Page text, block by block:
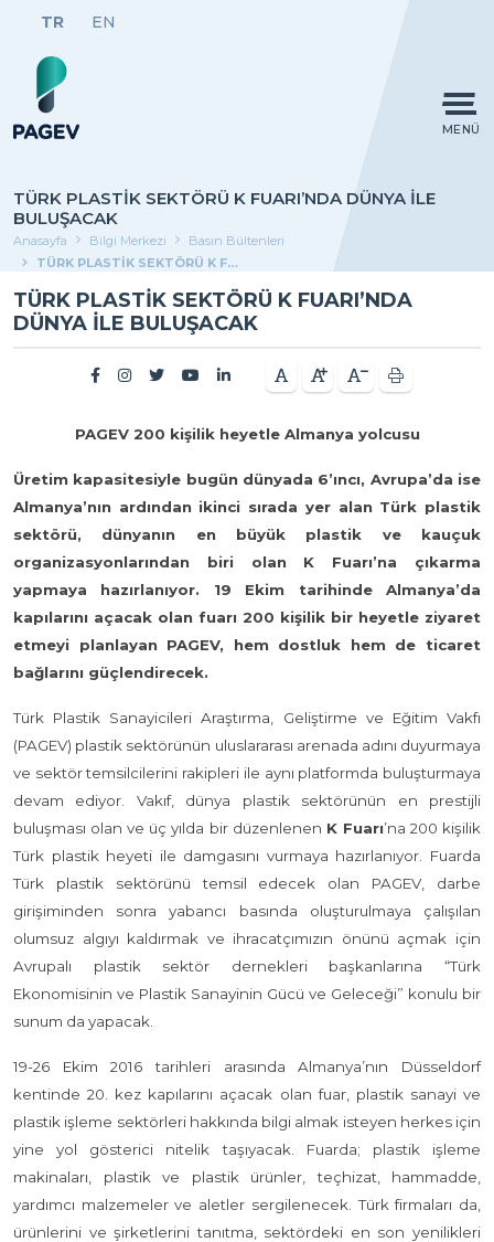
TR EN
MENÜ
TÜRK PLASTİK SEKTÖRÜ K FUARI’NDA DÜNYA İLE
BULUŞACAK
Anasayfa Bilgi Merkezi
Basın Bültenleri
TÜRK PLASTİK SEKTÖRÜ K FUARI’NDA DÜNYA İLE BULUŞACAK
TÜRK PLASTİK SEKTÖRÜ K FUARI’NDA
DÜNYA İLE BULUŞACAK
PAGEV 200 kişilik heyetle Almanya yolcusu
Üretim kapasitesiyle bugün dünyada 6’ıncı, Avrupa’da ise
Almanya’nın ardından ikinci sırada yer alan Türk plastik
sektörü, dünyanın en büyük plastik ve kauçuk
organizasyonlarından biri olan K Fuarı’na çıkarma
yapmaya hazırlanıyor. 19 Ekim tarihinde Almanya’da
kapılarını açacak olan fuarı 200 kişilik bir heyetle ziyaret
etmeyi planlayan PAGEV, hem dostluk hem de ticaret
bağlarını güçlendirecek.
Türk Plastik Sanayicileri Araştırma, Geliştirme ve Eğitim Vakfı
(PAGEV) plastik sektörünün uluslararası arenada adını duyurmaya
ve sektör temsilcilerini rakipleri ile aynı platformda buluşturmaya
devam ediyor. Vakıf, dünya plastik sektörünün en prestijli
buluşması olan ve üç yılda bir düzenlenen K Fuarı’na 200 kişilik
Türk plastik heyeti ile damgasını vurmaya hazırlanıyor. Fuarda
Türk plastik sektörünü temsil edecek olan PAGEV, darbe
girişiminden sonra yabancı basında oluşturulmaya çalışılan
olumsuz algıyı kaldırmak ve ihracatçımızın önünü açmak için
Avrupalı plastik sektör dernekleri başkanlarına “Türk
Ekonomisinin ve Plastik Sanayinin Gücü ve Geleceği” konulu bir
sunum da yapacak.
19-26 Ekim 2016 tarihleri arasında Almanya’nın Düsseldorf
kentinde 20. kez kapılarını açacak olan fuar, plastik sanayi ve
plastik işleme sektörleri hakkında bilgi almak isteyen herkes için
yine yol gösterici nitelik taşıyacak. Fuarda; plastik işleme
makinaları, plastik ve plastik ürünler, teçhizat, hammadde,
yardımcı malzemeler ve aletler sergilenecek. Türk firmaları da,
ürünlerini ve şirketlerini tanıtma, sektördeki en son yenilikleri